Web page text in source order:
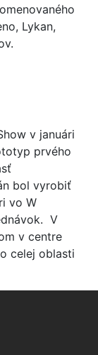
Lykan,
v januári
prvého
bol vyrobiť
vo W
V
v centre
celej oblasti